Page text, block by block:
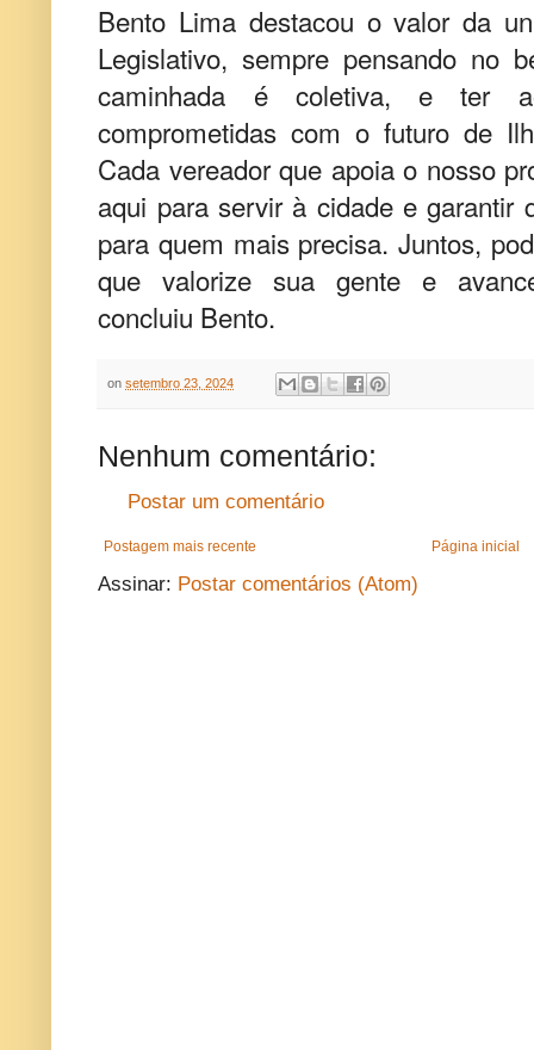
Bento Lima destacou o valor da
Legislativo, sempre pensando no
caminhada é coletiva, e ter
comprometidas com o futuro de
Cada vereador que apoia o nosso
aqui para servir à cidade e garantir
para quem mais precisa. Juntos,
que valorize sua gente e
concluiu Bento.
onsetembro 23, 2024
Nenhum comentário:
Postar um comentário
Postagem mais recente Página inicial
Assinar: Postar comentários (Atom)